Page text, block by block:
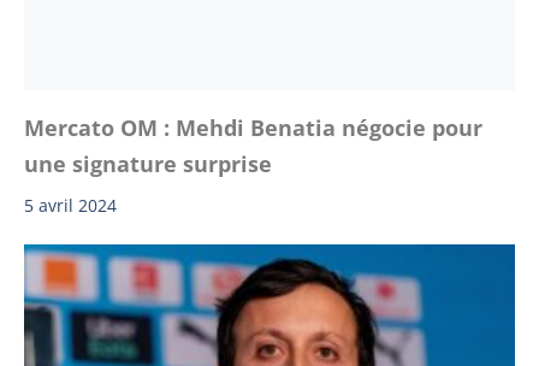
Mercato OM : Mehdi Benatia négocie pour
une signature surprise
5 avril 2024